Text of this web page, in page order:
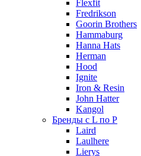
Flexfit
Fredrikson
Goorin Brothers
Hammaburg
Hanna Hats
Herman
Hood
Ignite
Iron & Resin
John Hatter
Kangol
Бренды с L по P
Laird
Laulhere
Lierys